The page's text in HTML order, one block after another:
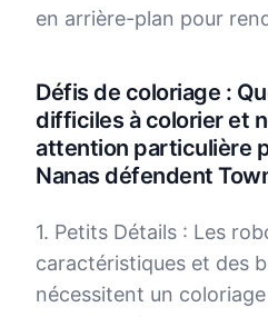
en arrière-plan pour
Défis de coloriage :
difficiles à colorier et
attention particulière
Nanas défendent
1. Petits Détails : Les
caractéristiques et des
nécessitent un